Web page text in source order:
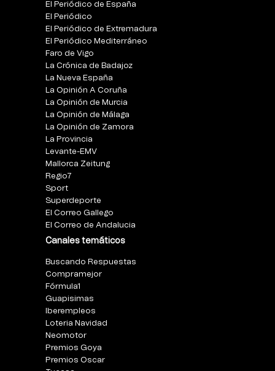
El Periódico de España
El Periódico
El Periódico de Extremadura
El Periódico Mediterráneo
Faro de Vigo
La Crónica de Badajoz
La Nueva España
La Opinión A Coruña
La Opinión de Murcia
La Opinión de Málaga
La Opinión de Zamora
La Provincia
Levante-EMV
Mallorca Zeitung
Regio7
Sport
Superdeporte
El Correo Gallego
El Correo de Andalucia
Canales temáticos
Buscando Respuestas
Compramejor
Fórmula1
Guapisimas
Iberempleos
Loteria Navidad
Neomotor
Premios Goya
Premios Oscar